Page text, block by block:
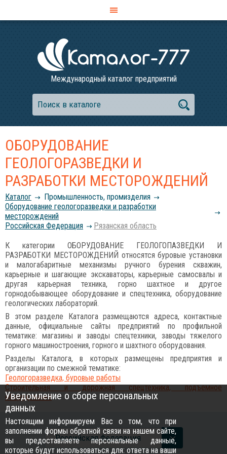
Международный каталог предприятий
ОБОРУДОВАНИЕ
ГЕОЛОГОРАЗВЕДКИ И
РАЗРАБОТКИ МЕСТОРОЖДЕНИЙ
Каталог
Промышленность, промизделия
Оборудование геологоразведки и разработки
месторождений
Российcкая Федерация
Рязанская область
К категории ОБОРУДОВАНИЕ ГЕОЛОГОПАЗВЕДКИ И
РАЗРАБОТКИ МЕСТОРОЖДЕНИЙ относятся буровые установки
и малогабаритные механизмы ручного бурения скважин,
карьерные и шагающие экскаваторы, карьерные самосвалы и
другая карьерная техника, горно шахтное и другое
горнодобывающее оборудование и спецтехника, оборудование
геологических лабораторий.
В этом разделе Каталога размещаются адреса, контактные
данные, официальные сайты предприятий по профильной
тематике: магазины и заводы спецтехники, заводы тяжелого
горного машиностроения, горного и шахтного оборудования.
Разделы Каталога, в которых размещены предприятия и
организации по смежной тематике:
Геологоразведка, буровые работы
Строительная и дорожная спецтехника, подъемное
оборудование
Российcкая Федерация
Уведомление о сборе персональных
данных
Настоящим информируем Вас о том, что при
заполнении формы обратной связи на нашем сайте,
вы предоставляете персональные данные,
которые будут использоваться для: ответа на ваши